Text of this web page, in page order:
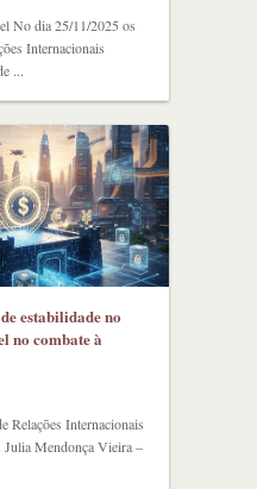
No dia 25/11/2025 os
Internacionais
...
estabilidade no
no combate à
Relações Internacionais
Mendonça Vieira –